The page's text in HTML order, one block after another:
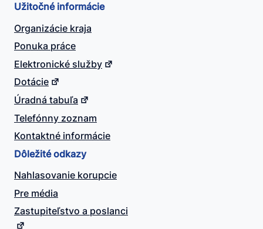
Užitočné informácie
Organizácie kraja
Ponuka práce
Elektronické služby
Dotácie
Úradná tabuľa
Telefónny zoznam
Kontaktné informácie
Dôležité odkazy
Nahlasovanie korupcie
Pre média
Zastupiteľstvo a poslanci